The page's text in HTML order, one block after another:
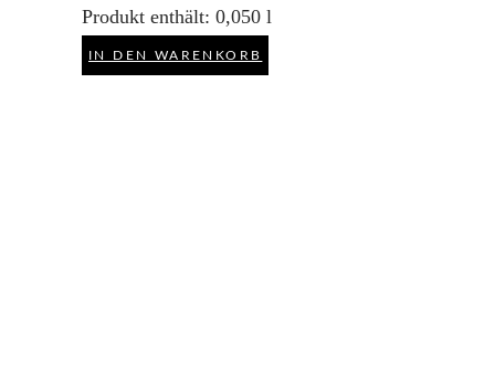
Produkt enthält: 0,050 l
IN DEN WARENKORB